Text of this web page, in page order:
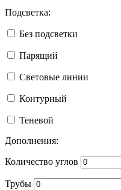
Подсветка:
Без подсветки
Парящий
Световые линии
Контурный
Теневой
Дополнения:
Количество углов
Трубы